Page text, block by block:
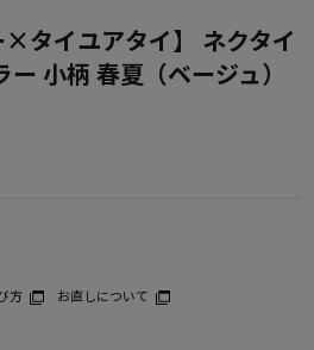
×タイユアタイ】 ネクタイ
小柄 春夏（ベージュ）
方 お直しについて